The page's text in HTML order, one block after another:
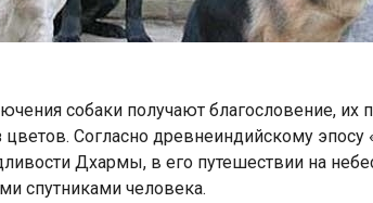
собаки получают благословение,
Согласно древнеиндийскому
Дхармы, в его путешествии на
спутниками человека.